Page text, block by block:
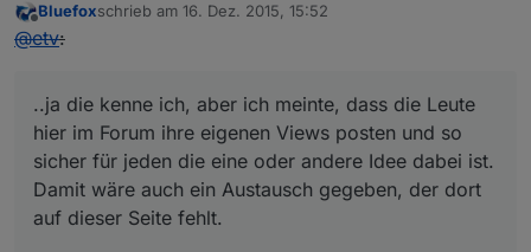
Offline
Bluefoxschrieb am 16. Dez. 2015, 15:52
zuletzt editiert von
@etv:
..ja die kenne ich, aber ich meinte, dass die Leute
hier im Forum ihre eigenen Views posten und so
sicher für jeden die eine oder andere Idee dabei ist.
Damit wäre auch ein Austausch gegeben, der dort
auf dieser Seite fehlt.